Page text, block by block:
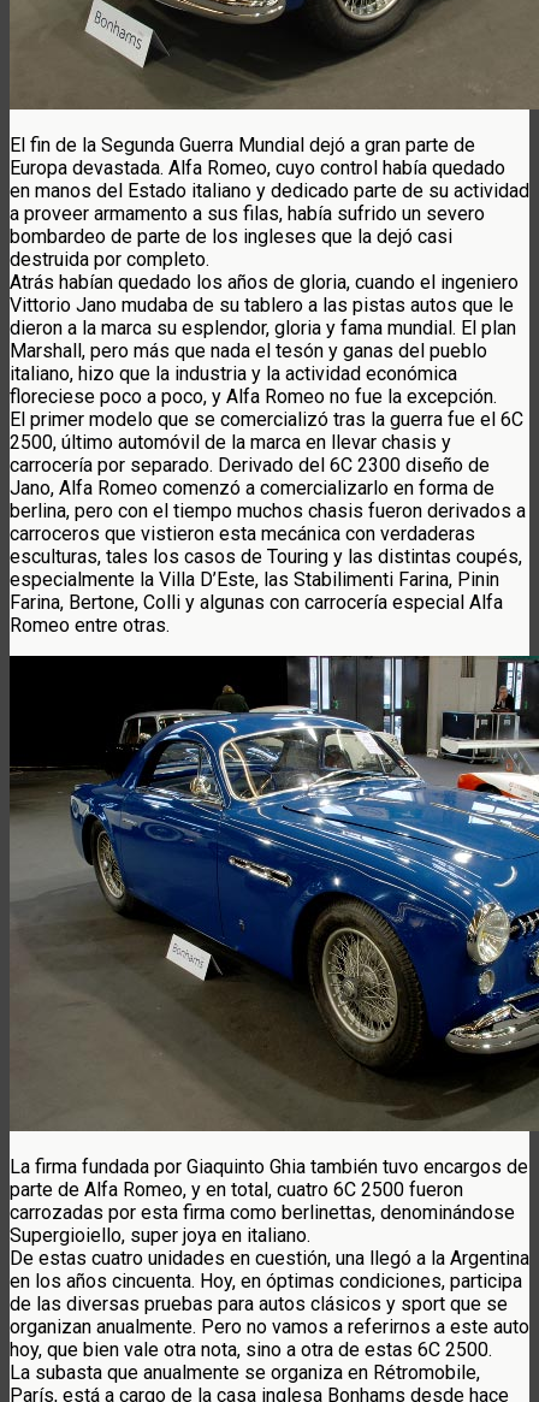
El fin de la Segunda Guerra Mundial dejó a gran parte de
Europa devastada. Alfa Romeo, cuyo control había quedado
en manos del Estado italiano y dedicado parte de su actividad
a proveer armamento a sus filas, había sufrido un severo
bombardeo de parte de los ingleses que la dejó casi
destruida por completo.
Atrás habían quedado los años de gloria, cuando el ingeniero
Vittorio Jano mudaba de su tablero a las pistas autos que le
dieron a la marca su esplendor, gloria y fama mundial. El plan
Marshall, pero más que nada el tesón y ganas del pueblo
italiano, hizo que la industria y la actividad económica
floreciese poco a poco, y Alfa Romeo no fue la excepción.
El primer modelo que se comercializó tras la guerra fue el 6C
2500, último automóvil de la marca en llevar chasis y
carrocería por separado. Derivado del 6C 2300 diseño de
Jano, Alfa Romeo comenzó a comercializarlo en forma de
berlina, pero con el tiempo muchos chasis fueron derivados a
carroceros que vistieron esta mecánica con verdaderas
esculturas, tales los casos de Touring y las distintas coupés,
especialmente la Villa D’Este, las Stabilimenti Farina, Pinin
Farina, Bertone, Colli y algunas con carrocería especial Alfa
Romeo entre otras.
La firma fundada por Giaquinto Ghia también tuvo encargos de
parte de Alfa Romeo, y en total, cuatro 6C 2500 fueron
carrozadas por esta firma como berlinettas, denominándose
Supergioiello, super joya en italiano.
De estas cuatro unidades en cuestión, una llegó a la Argentina
en los años cincuenta. Hoy, en óptimas condiciones, participa
de las diversas pruebas para autos clásicos y sport que se
organizan anualmente. Pero no vamos a referirnos a este auto
hoy, que bien vale otra nota, sino a otra de estas 6C 2500.
La subasta que anualmente se organiza en Rétromobile,
París, está a cargo de la casa inglesa Bonhams desde hace